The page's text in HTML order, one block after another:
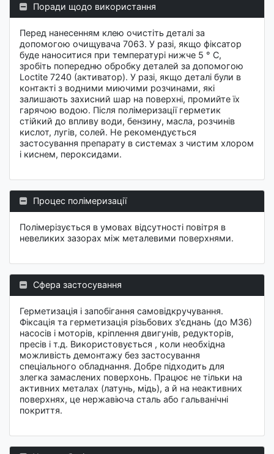
Поради щодо використання
Перед нанесенням клею очистіть деталі за
допомогою очищувача 7063. У разі, якщо фіксатор
буде наноситися при температурі нижче 5 ° C,
зробіть попередню обробку деталей за допомогою
Loctite 7240 (активатор). У разі, якщо деталі були в
контакті з водними миючими розчинами, які
залишають захисний шар на поверхні, промийте їх
гарячою водою. Після полімеризації герметик
стійкий до впливу води, бензину, масла, розчинів
кислот, лугів, солей. Не рекомендується
застосування препарату в системах з чистим хлором
і киснем, пероксидами.
Процес полімеризації
Полімерізується в умовах відсутності повітря в
невеликих зазорах між металевими поверхнями.
Сфера застосування
Герметизація і запобігання самовідкручування.
Фіксація та герметизація різьбових з'єднань (до М36)
насосів і моторів, кріплення двигунів, редукторів,
пресів і т.д. Використовується , коли необхідна
можливість демонтажу без застосування
спеціального обладнання. Добре підходить для
злегка замаслених поверхонь. Працює не тільки на
активних металах (латунь, мідь), а й на неактивних
поверхнях, це нержавіюча сталь або гальванічні
покриття.